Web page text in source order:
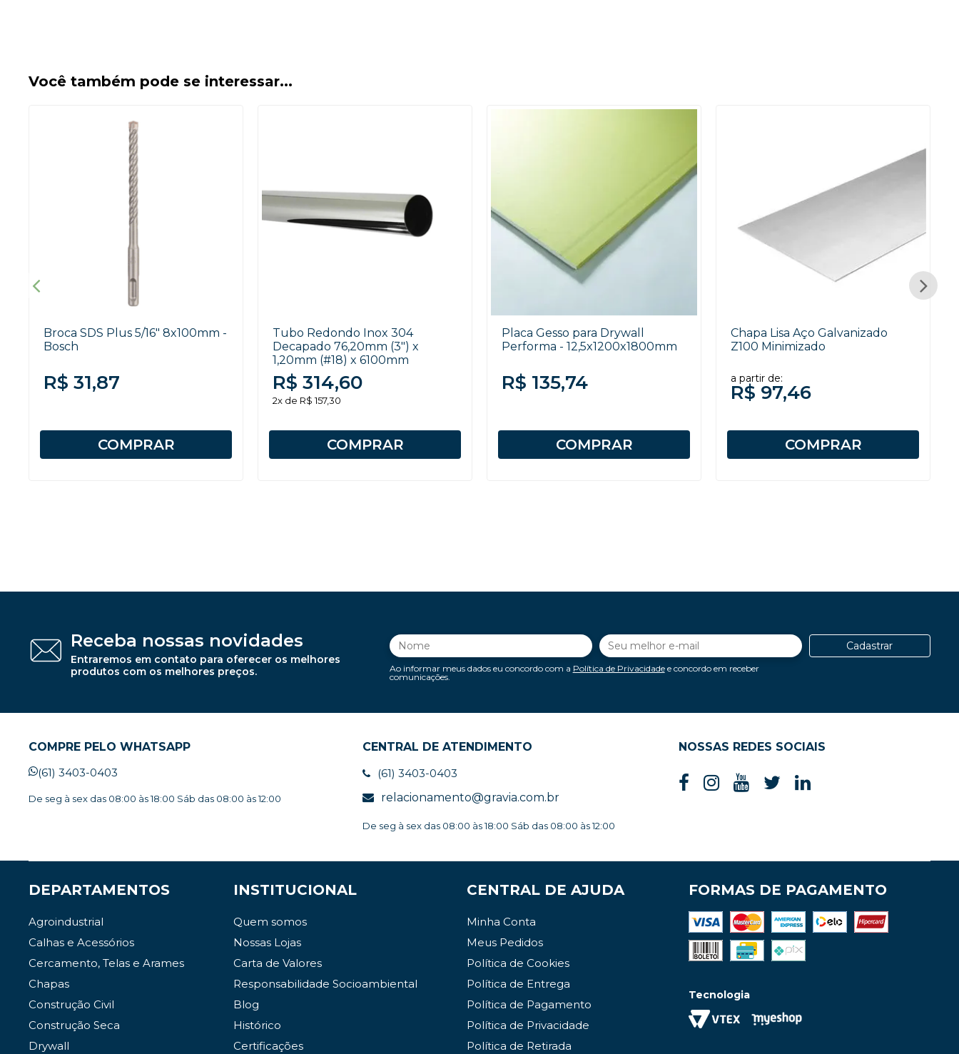
Você também pode se interessar...
Broca SDS Plus 5/16" 8x100mm -
Bosch
R$ 31,87
COMPRAR
Tubo Redondo Inox 304
Decapado 76,20mm (3") x
1,20mm (#18) x 6100mm
R$ 314,60
2x de R$ 157,30
COMPRAR
Placa Gesso para Drywall
Performa - 12,5x1200x1800mm
R$ 135,74
COMPRAR
Chapa Lisa Aço Galvanizado
Z100 Minimizado
a partir de:
R$ 97,46
COMPRAR
Receba nossas novidades
Entraremos em contato para oferecer os melhores
produtos com os melhores preços.
Ao informar meus dados eu concordo com a Política de Privacidadee concordo em receber
comunicações.
Cadastrar
COMPRE PELO WHATSAPP
(61) 3403-0403
De seg à sex das 08:00 às 18:00 Sáb das 08:00 às 12:00
CENTRAL DE ATENDIMENTO
(61) 3403-0403
relacionamento@gravia.com.br
De seg à sex das 08:00 às 18:00 Sáb das 08:00 às 12:00
NOSSAS REDES SOCIAIS
DEPARTAMENTOS
Agroindustrial
Calhas e Acessórios
Cercamento, Telas e Arames
Chapas
Construção Civil
Construção Seca
Drywall
INSTITUCIONAL
Quem somos
Nossas Lojas
Carta de Valores
Responsabilidade Socioambiental
Blog
Histórico
Certificações
CENTRAL DE AJUDA
Minha Conta
Meus Pedidos
Política de Cookies
Política de Entrega
Política de Pagamento
Política de Privacidade
Política de Retirada
FORMAS DE PAGAMENTO
Tecnologia